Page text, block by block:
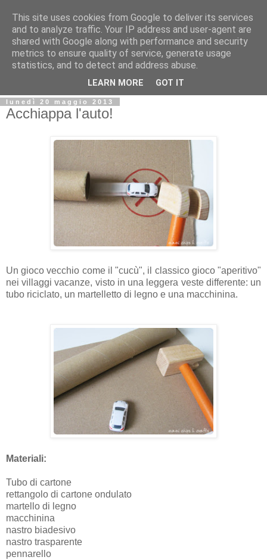
lunedì 20 maggio 2013
Acchiappa l'auto!
Un gioco vecchio come il "cucù", il classico gioco "aperitivo"
nei villaggi vacanze, visto in una leggera veste differente: un
tubo riciclato, un martelletto di legno e una macchinina.
Materiali:
Tubo di cartone
rettangolo di cartone ondulato
martello di legno
macchinina
nastro biadesivo
nastro trasparente
pennarello
This site uses cookies from Google to deliver its services
and to analyze traffic. Your IP address and user-agent are
shared with Google along with performance and security
metrics to ensure quality of service, generate usage
statistics, and to detect and address abuse.
LEARN MORE GOT IT